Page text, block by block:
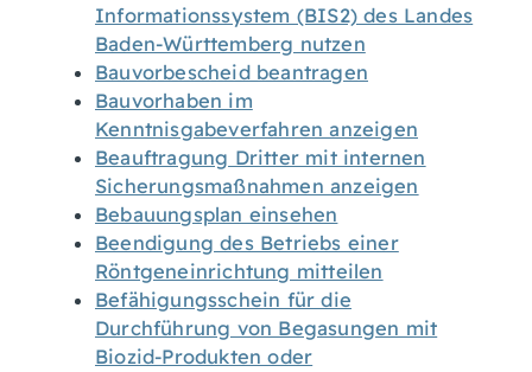
Informationssystem (BIS2) des Landes
Baden-Württemberg nutzen
Bauvorbescheid beantragen
Bauvorhaben im
Kenntnisgabeverfahren anzeigen
Beauftragung Dritter mit internen
Sicherungsmaßnahmen anzeigen
Bebauungsplan einsehen
Beendigung des Betriebs einer
Röntgeneinrichtung mitteilen
Befähigungsschein für die
Durchführung von Begasungen mit
Biozid-Produkten oder